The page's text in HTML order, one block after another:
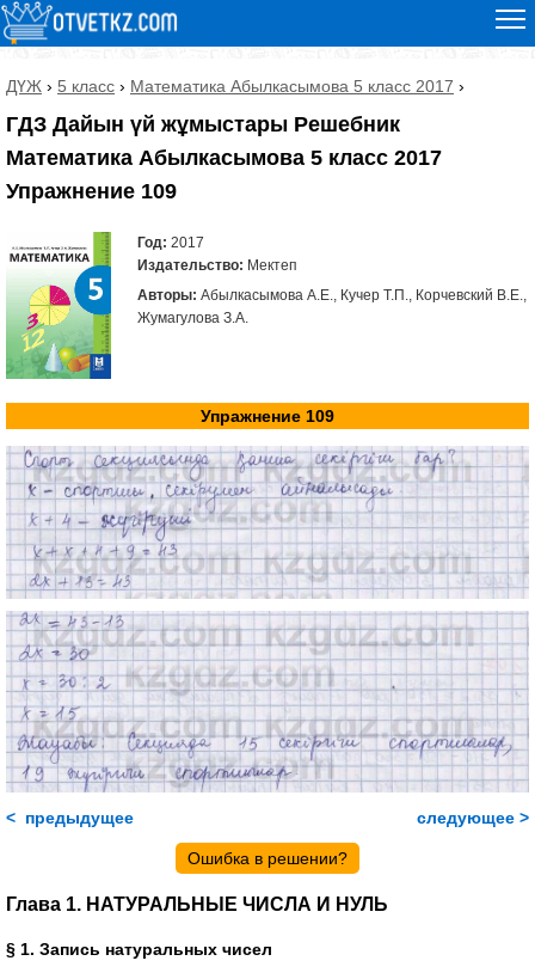
ДҮЖ › 5 класс › Математика ⁠Абылкасымова 5 класс 2017 ›
ГДЗ Дайын үй жұмыстары Решебник
Математика ⁠Абылкасымова 5 класс 2017
Упражнение 109
Год: 2017
Издательство: Мектеп
Авторы: ⁠Абылкасымова А.Е., Кучер Т.П., Корчевский В.Е.,
Жумагулова З.А.
Упражнение 109
< предыдущее следующее >
Ошибка в решении?
Глава 1. НАТУРАЛЬНЫЕ ЧИСЛА И НУЛЬ
§ 1. Запись натуральных чисел